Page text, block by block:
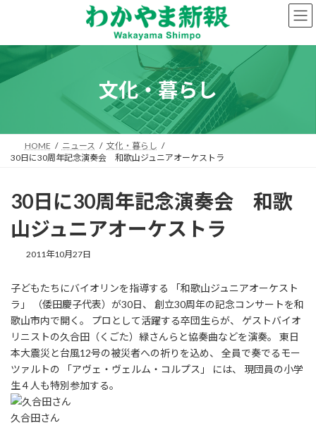
ン
へ
プ
ー
ョ
動
文化・暮らし
HOME ニュース
文化・暮らし
30日に30周年記念演奏会 和歌山ジュニアオーケストラ
30日に30周年記念演奏会 和歌
山ジュニアオーケストラ
2011年10月27日
子どもたちにバイオリンを指導する 「和歌山ジュニアオーケスト
ラ」 （倭田慶子代表）が30日、 創立30周年の記念コンサートを和
歌山市内で開く。 プロとして活躍する卒団生らが、 ゲストバイオ
リニストの久合田（くごた）緑さんらと協奏曲などを演奏。 東日
本大震災と台風12号の被災者への祈りを込め、 全員で奏でるモー
ツァルトの 「アヴェ・ヴェルム・コルプス」 には、 現団員の小学
生４人も特別参加する。
久合田さん